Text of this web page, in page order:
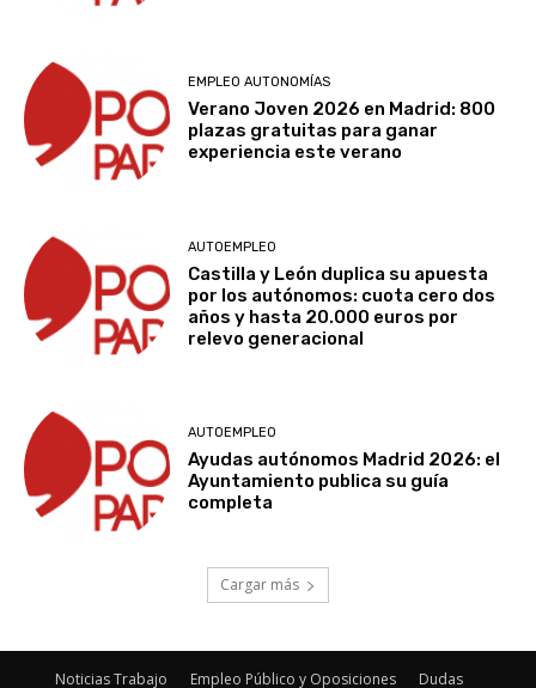
EMPLEO AUTONOMÍAS
Verano Joven 2026 en Madrid: 800
plazas gratuitas para ganar
experiencia este verano
AUTOEMPLEO
Castilla y León duplica su apuesta
por los autónomos: cuota cero dos
años y hasta 20.000 euros por
relevo generacional
AUTOEMPLEO
Ayudas autónomos Madrid 2026: el
Ayuntamiento publica su guía
completa
Cargar más
Noticias Trabajo Empleo Público y Oposiciones Dudas